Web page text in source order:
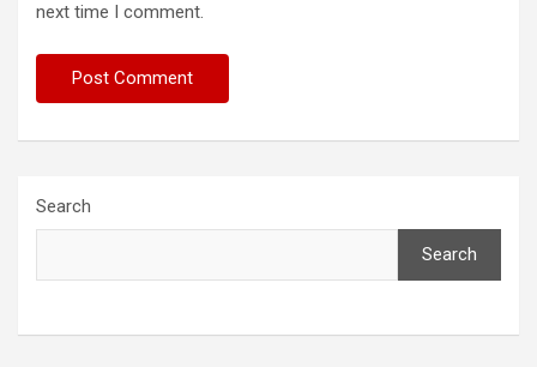
next time I comment.
Search
Search